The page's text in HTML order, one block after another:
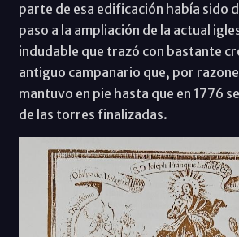
parte de esa edificación había sido
paso a la ampliación de la actual
indudable que trazó con bastante
antiguo campanario que, por
mantuvo en pie hasta que en 1776
de las torres finalizadas.